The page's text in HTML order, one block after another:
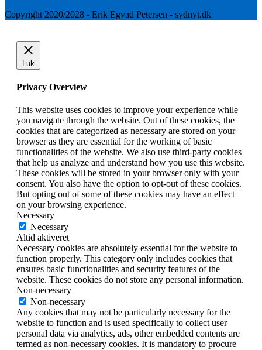
Copyright 2020/2028 - Erik Egvad Petersen - sydnyt.dk
Luk
Privacy Overview
This website uses cookies to improve your experience while
you navigate through the website. Out of these cookies, the
cookies that are categorized as necessary are stored on your
browser as they are essential for the working of basic
functionalities of the website. We also use third-party cookies
that help us analyze and understand how you use this website.
These cookies will be stored in your browser only with your
consent. You also have the option to opt-out of these cookies.
But opting out of some of these cookies may have an effect
on your browsing experience.
Necessary
Necessary
Altid aktiveret
Necessary cookies are absolutely essential for the website to
function properly. This category only includes cookies that
ensures basic functionalities and security features of the
website. These cookies do not store any personal information.
Non-necessary
Non-necessary
Any cookies that may not be particularly necessary for the
website to function and is used specifically to collect user
personal data via analytics, ads, other embedded contents are
termed as non-necessary cookies. It is mandatory to procure